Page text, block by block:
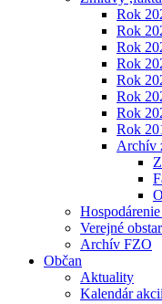
Rok
Rok
Rok
Rok
Rok
Rok
Rok
Rok
Archív
Verejné
Archív FZO
Občan
Aktuality
Kalendár